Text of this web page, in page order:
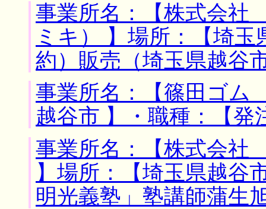
事業所名：【株式会
ミキ） 】場所：【埼
約）販売（埼玉県越谷
事業所名：【篠田ゴ
越谷市 】・職種：【発
事業所名：【株式会
】場所：【埼玉県越谷
明光義塾」塾講師蒲生